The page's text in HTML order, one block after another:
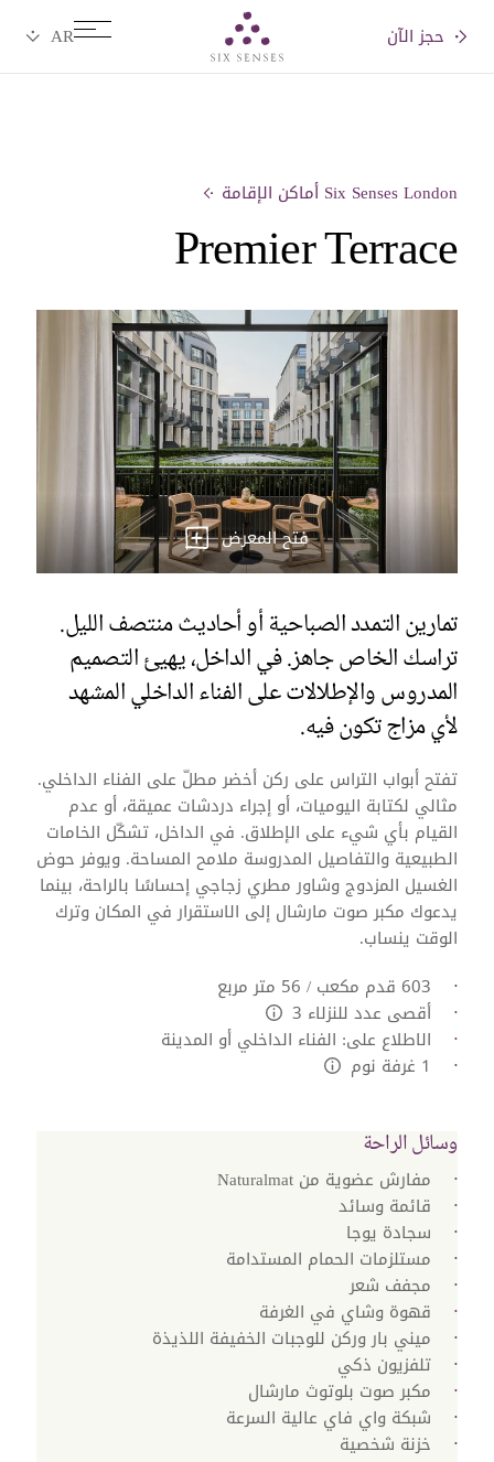
حجز الآن
Six Senses London أماكن الإقامة
Premier Terrace
فتح المعرض
تمارين التمدد الصباحية أو أحاديث منتصف الليل.
تراسك الخاص جاهز. في الداخل، يهيئ التصميم
المدروس والإطلالات على الفناء الداخلي المشهد
لأي مزاج تكون فيه.
تفتح أبواب التراس على ركن أخضر مطلّ على الفناء الداخلي.
مثالي لكتابة اليوميات، أو إجراء دردشات عميقة، أو عدم
القيام بأي شيء على الإطلاق. في الداخل، تشكّل الخامات
الطبيعية والتفاصيل المدروسة ملامح المساحة. ويوفر حوض
الغسيل المزدوج وشاور مطري زجاجي إحساسًا بالراحة، بينما
يدعوك مكبر صوت مارشال إلى الاستقرار في المكان وترك
الوقت ينساب.
603 قدم مكعب / 56 متر مربع
أقصى عدد للنزلاء 3
الاطلاع على: الفناء الداخلي أو المدينة
1 غرفة نوم
وسائل الراحة
مفارش عضوية من Naturalmat
قائمة وسائد
سجادة يوجا
مستلزمات الحمام المستدامة
مجفف شعر
قهوة وشاي في الغرفة
ميني بار وركن للوجبات الخفيفة اللذيذة
تلفزيون ذكي
مكبر صوت بلوتوث‬ مارشال‬
شبكة واي فاي عالية السرعة
خزنة شخصية